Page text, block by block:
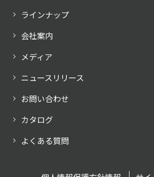
ラインナップ
会社案内
メディア
ニュースリリース
お問い合わせ
カタログ
よくある質問